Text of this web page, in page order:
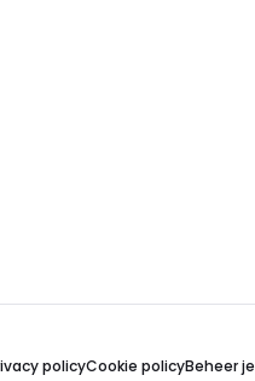
policyCookie policyBeheer